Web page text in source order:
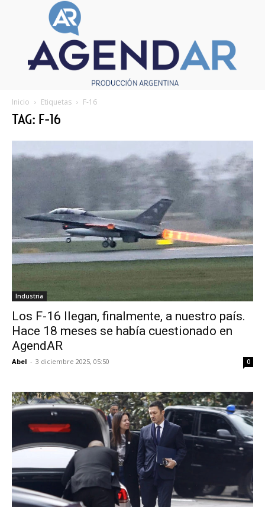
Inicio Etiquetas F-16
TAG: F-16
Industria
Los F-16 llegan, finalmente, a nuestro país.
Hace 18 meses se había cuestionado en
AgendAR
Abel - 3 diciembre 2025, 05:50 0